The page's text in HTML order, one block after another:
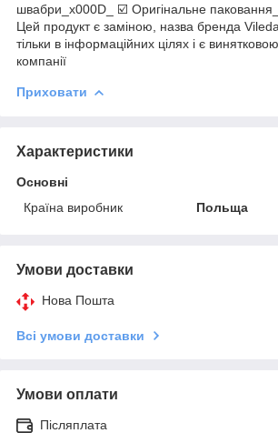
швабри_x000D_ ☑️ Оригінальне
Цей продукт є заміною, назва бренда
тільки в інформаційних цілях і є
компанії
Приховати
Характеристики
Основні
Країна виробник
Польща
Умови доставки
Нова Пошта
Всі умови доставки
Умови оплати
Післяплата